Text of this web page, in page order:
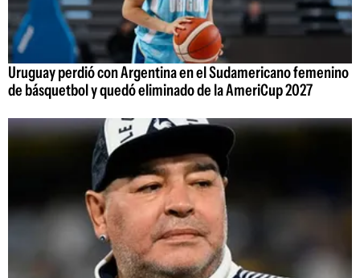
Uruguay perdió con Argentina en el Sudamericano femenino
de básquetbol y quedó eliminado de la AmeriCup 2027